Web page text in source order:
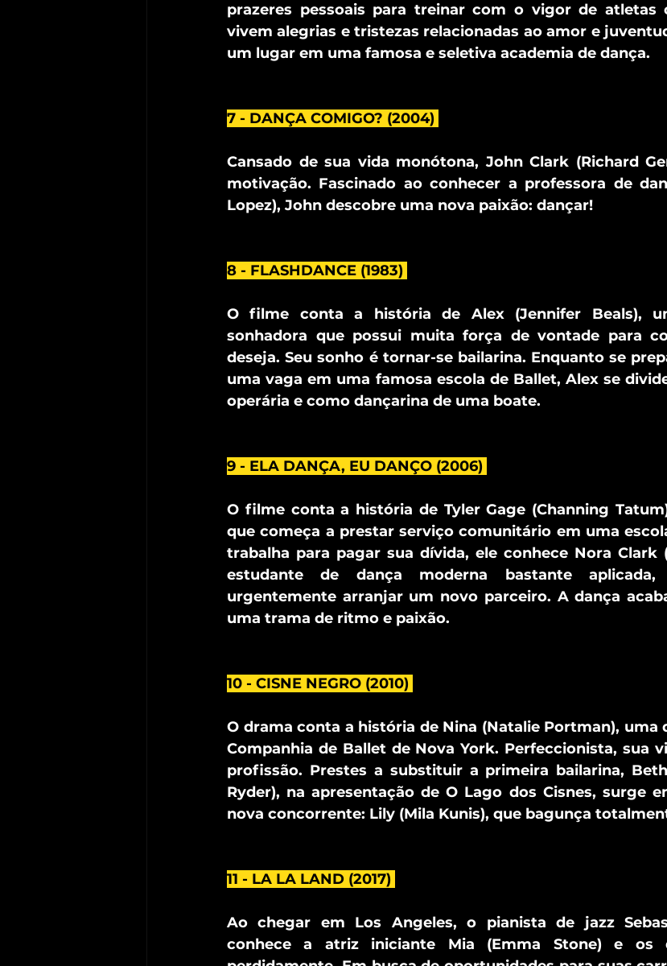
prazeres pessoais para treinar com o vigor de atletas
vivem alegrias e tristezas relacionadas ao amor e
um lugar em uma famosa e seletiva academia de dança.
7 - DANÇA COMIGO? (2004)
Cansado de sua vida monótona, John Clark (Richard
motivação. Fascinado ao conhecer a professora de
Lopez), John descobre uma nova paixão: dançar!
8 - FLASHDANCE (1983)
O filme conta a história de Alex (Jennifer Beals),
sonhadora que possui muita força de vontade para
deseja. Seu sonho é tornar-se bailarina. Enquanto se
uma vaga em uma famosa escola de Ballet, Alex se
operária e como dançarina de uma boate.
9 - ELA DANÇA, EU DANÇO (2006)
O filme conta a história de Tyler Gage (Channing
que começa a prestar serviço comunitário em uma
trabalha para pagar sua dívida, ele conhece Nora Clark
estudante de dança moderna bastante
urgentemente arranjar um novo parceiro. A dança
uma trama de ritmo e paixão.
10 - CISNE NEGRO (2010)
O drama conta a história de Nina (Natalie Portman), uma
Companhia de Ballet de Nova York. Perfeccionista, sua
profissão. Prestes a substituir a primeira bailarina,
Ryder), na apresentação de O Lago dos Cisnes, surge
nova concorrente: Lily (Mila Kunis), que bagunça
11 - LA LA LAND (2017)
Ao chegar em Los Angeles, o pianista de jazz
conhece a atriz iniciante Mia (Emma Stone) e os